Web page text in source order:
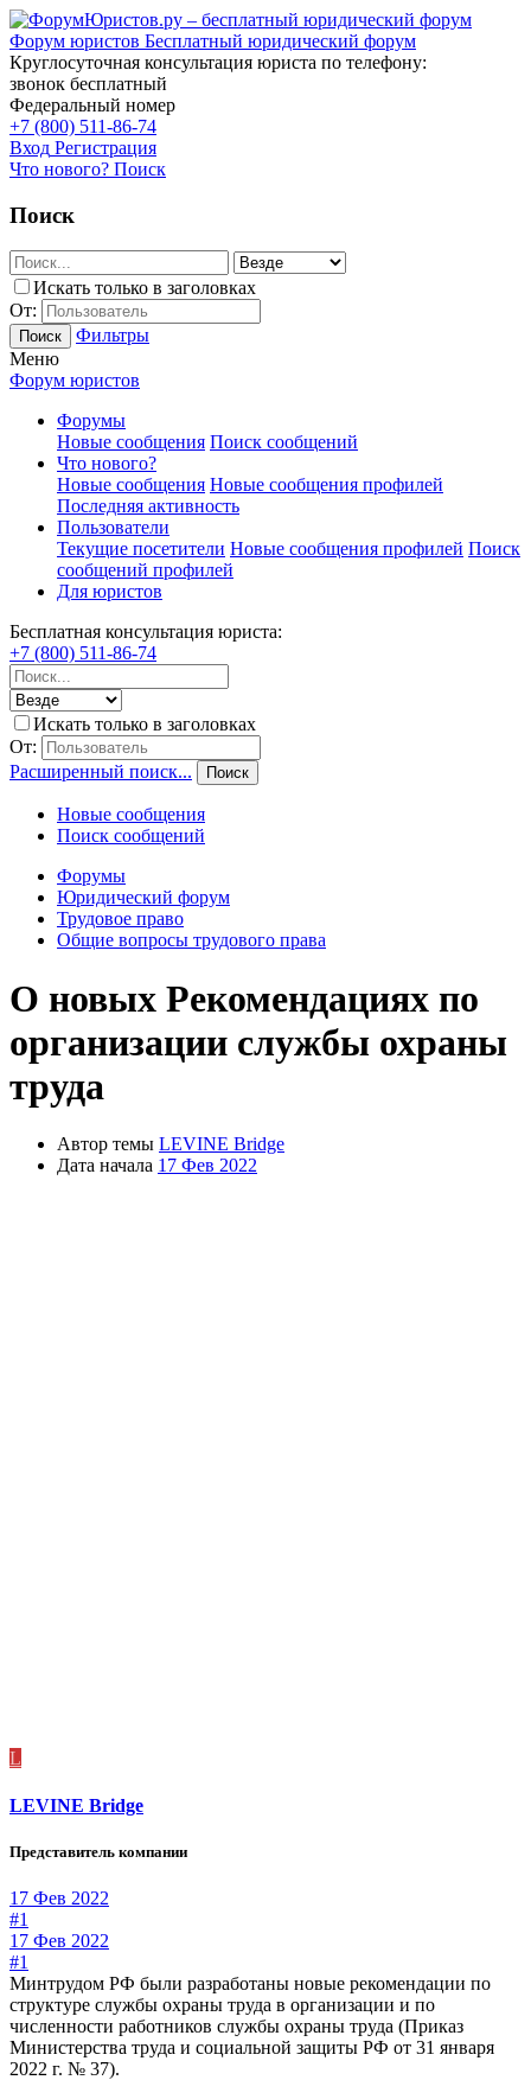
Форум юристов Бесплатный юридический форум
Круглосуточная консультация юриста по телефону:
звонок бесплатный
Федеральный номер
+7 (800) 511-86-74
Вход Регистрация
Что нового? Поиск
Поиск
Искать только в заголовках
От:
Поиск
Фильтры
Меню
Форум юристов
Форумы
Новые сообщения Поиск сообщений
Что нового?
Новые сообщения Новые сообщения профилей
Последняя активность
Пользователи
Текущие посетители Новые сообщения профилей Поиск
сообщений профилей
Для юристов
Бесплатная консультация юриста:
+7 (800) 511-86-74
Искать только в заголовках
От:
Расширенный поиск...
Поиск
Новые сообщения
Поиск сообщений
Форумы
Юридический форум
Трудовое право
Общие вопросы трудового права
О новых Рекомендациях по
организации службы охраны
труда
Автор темы LEVINE Bridge
Дата начала 17 Фев 2022
L
LEVINE Bridge
Представитель компании
17 Фев 2022
#1
17 Фев 2022
#1
Минтрудом РФ были разработаны новые рекомендации по
структуре службы охраны труда в организации и по
численности работников службы охраны труда (Приказ
Министерства труда и социальной защиты РФ от 31 января
2022 г. № 37).